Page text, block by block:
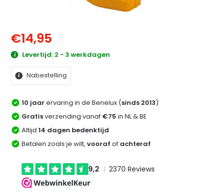
€14,95
Levertijd: 2 - 3 werkdagen
Nabestelling
10 jaar ervaring in de Benelux (sinds 2013)
Gratisverzending vanaf €75 in NL & BE
Altijd14 dagen bedenktijd
Betalen zoals je wilt,vooraf of achteraf